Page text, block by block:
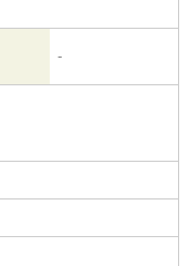
-